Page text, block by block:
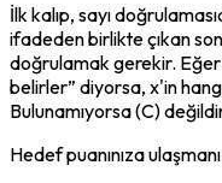
İlk kalıp, sayı doğrulaması
ifadeden birlikte çıkan
doğrulamak gerekir.
belirler” diyorsa, x'in
Bulunamıyorsa (C)
Hedef puanınıza